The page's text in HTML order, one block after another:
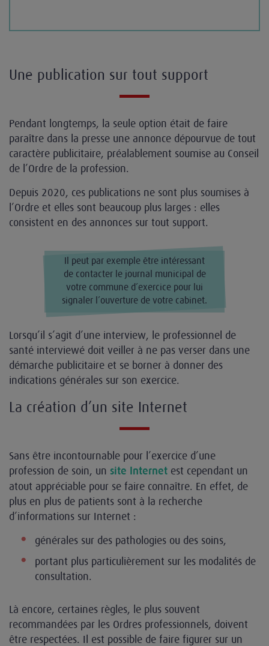
Une publication sur tout support
Pendant longtemps, la seule option était de faire
paraître dans la presse une annonce dépourvue de tout
caractère publicitaire, préalablement soumise au Conseil
de l’Ordre de la profession.
Depuis 2020, ces publications ne sont plus soumises à
l’Ordre et elles sont beaucoup plus larges : elles
consistent en des annonces sur tout support.
Il peut par exemple être intéressant
de contacter le journal municipal de
votre commune d’exercice pour lui
signaler l’ouverture de votre cabinet.
Lorsqu’il s’agit d’une interview, le professionnel de
santé interviewé doit veiller à ne pas verser dans une
démarche publicitaire et se borner à donner des
indications générales sur son exercice.
La création d’un site Internet
Sans être incontournable pour l’exercice d’une
profession de soin, un site Internet est cependant un
atout appréciable pour se faire connaître. En effet, de
plus en plus de patients sont à la recherche
d’informations sur Internet :
générales sur des pathologies ou des soins,
portant plus particulièrement sur les modalités de
consultation.
Là encore, certaines règles, le plus souvent
recommandées par les Ordres professionnels, doivent
être respectées. Il est possible de faire figurer sur un